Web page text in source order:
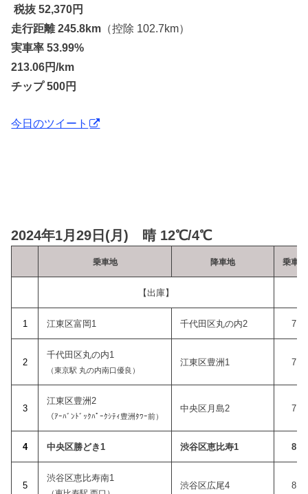
税抜 52,370円
走行距離 245.8km （控除 102.7km）
実車率 53.99%
213.06円/km
チップ 500円
今日のツイート
2024年1月29日(月) 晴 12℃/4℃
乗車地 降車地 乗車
【出庫】
1 江東区富岡1 千代田区丸の内2
2
千代田区丸の内1
（東京駅 丸の内南口優良）
江東区豊洲1
3
江東区豊洲2
（ｱｰﾊﾞﾝﾄﾞｯｸﾊﾟｰｸｼﾃｨ豊洲ﾀﾜｰ前）
中央区月島2
4 中央区勝どき1 渋谷区恵比寿1
5
渋谷区恵比寿南1
渋谷区広尾4